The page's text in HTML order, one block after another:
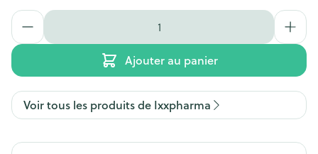
Quantité
Ajouter au panier
Voir tous les produits de Ixxpharma